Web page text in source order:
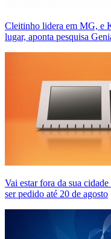
Cleitinho lidera em MG, e
lugar, aponta pesquisa
Vai estar fora da sua
ser pedido até 20 de agosto